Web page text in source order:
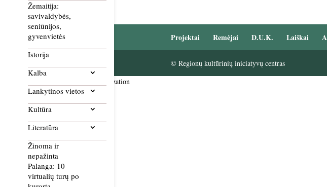
Žemaitija:
savivaldybės,
seniūnijos,
gyvenvietės
Istorija
Kalba
Lankytinos vietos
Kultūra
Literatūra
Žinoma ir
nepažinta
Palanga: 10
virtualių turų po
Projektai Remėjai D.U.K. Laiškai
© Regionų kultūrinių iniciatyvų centras
Smush Image Compression and Optimization